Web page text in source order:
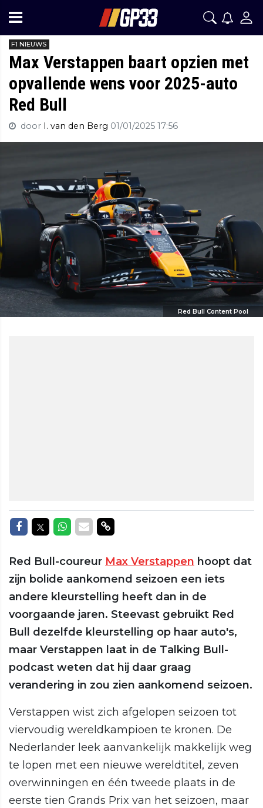
F1 NIEUWS
Max Verstappen baart opzien met
opvallende wens voor 2025-auto
Red Bull
door I. van den Berg 01/01/2025 17:56
Red Bull Content Pool
Delen op Facebook
Delen op Twitter
Delen op Whatsapp
Delen via Mail
Delen via link
Red Bull-coureur Max Verstappen hoopt dat
zijn bolide aankomend seizoen een iets
andere kleurstelling heeft dan in de
voorgaande jaren. Steevast gebruikt Red
Bull dezelfde kleurstelling op haar auto's,
maar Verstappen laat in de Talking Bull-
podcast weten dat hij daar graag
verandering in zou zien aankomend seizoen.
Verstappen wist zich afgelopen seizoen tot
viervoudig wereldkampioen te kronen. De
Nederlander leek aanvankelijk makkelijk weg
te lopen met een nieuwe wereldtitel, zeven
overwinningen en één tweede plaats in de
eerste tien Grands Prix van het seizoen, maar